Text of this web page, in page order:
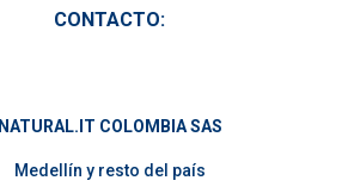
CONTACTO:
NATURAL.IT COLOMBIA SAS
Medellín y resto del país